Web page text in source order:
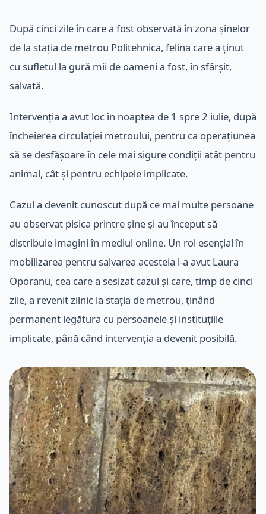
După cinci zile în care a fost observată în zona șinelor
de la stația de metrou Politehnica, felina care a ținut
cu sufletul la gură mii de oameni a fost, în sfârșit,
salvată.
Intervenția a avut loc în noaptea de 1 spre 2 iulie, după
încheierea circulației metroului, pentru ca operațiunea
să se desfășoare în cele mai sigure condiții atât pentru
animal, cât și pentru echipele implicate.
Cazul a devenit cunoscut după ce mai multe persoane
au observat pisica printre șine și au început să
distribuie imagini în mediul online. Un rol esențial în
mobilizarea pentru salvarea acesteia l-a avut Laura
Oporanu, cea care a sesizat cazul și care, timp de cinci
zile, a revenit zilnic la stația de metrou, ținând
permanent legătura cu persoanele și instituțiile
implicate, până când intervenția a devenit posibilă.